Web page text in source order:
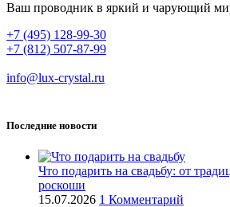
Ваш проводник в яркий и чарующий
+7 (495) 128-99-30
+7 (812) 507-87-99
info@lux-crystal.ru
Последние новости
Что подарить на свадьбу: от
роскоши
15.07.2026 1 Комментарий